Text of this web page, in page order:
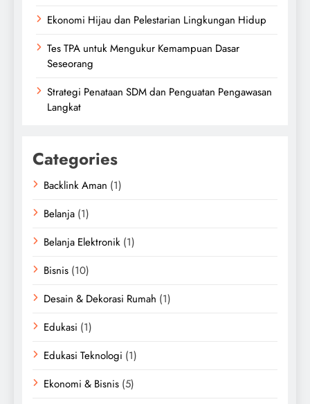
Ekonomi Hijau dan Pelestarian Lingkungan Hidup
Tes TPA untuk Mengukur Kemampuan Dasar
Seseorang
Strategi Penataan SDM dan Penguatan Pengawasan
Langkat
Categories
Backlink Aman (1)
Belanja (1)
Belanja Elektronik (1)
Bisnis (10)
Desain & Dekorasi Rumah (1)
Edukasi (1)
Edukasi Teknologi (1)
Ekonomi & Bisnis (5)